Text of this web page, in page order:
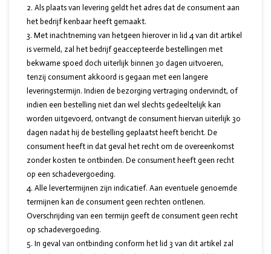
Als plaats van levering geldt het adres dat de consument aan
het bedrijf kenbaar heeft gemaakt.
Met inachtneming van hetgeen hierover in lid 4 van dit artikel
is vermeld, zal het bedrijf geaccepteerde bestellingen met
bekwame spoed doch uiterlijk binnen 30 dagen uitvoeren,
tenzij consument akkoord is gegaan met een langere
leveringstermijn. Indien de bezorging vertraging ondervindt, of
indien een bestelling niet dan wel slechts gedeeltelijk kan
worden uitgevoerd, ontvangt de consument hiervan uiterlijk 30
dagen nadat hij de bestelling geplaatst heeft bericht. De
consument heeft in dat geval het recht om de overeenkomst
zonder kosten te ontbinden. De consument heeft geen recht
op een schadevergoeding.
Alle levertermijnen zijn indicatief. Aan eventuele genoemde
termijnen kan de consument geen rechten ontlenen.
Overschrijding van een termijn geeft de consument geen recht
op schadevergoeding.
In geval van ontbinding conform het lid 3 van dit artikel zal